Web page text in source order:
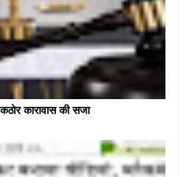
कारावास की सजा